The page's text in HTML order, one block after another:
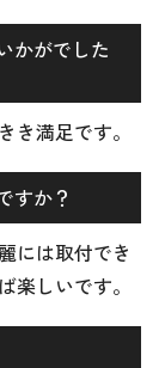
かがでした
き満足です。
すか？
には取付でき
楽しいです。